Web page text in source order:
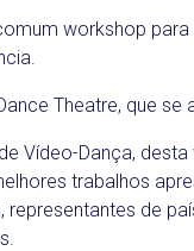
workshop
Theatre, que
Vídeo-Dança,
trabalhos
de